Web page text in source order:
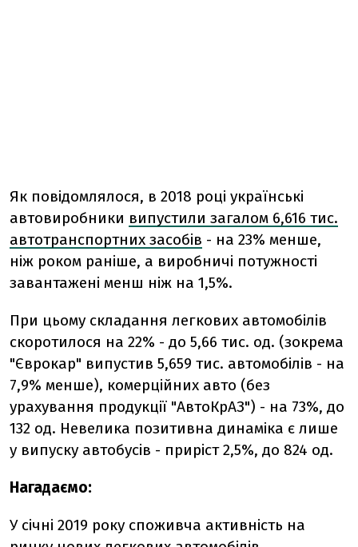
Як повідомлялося, в 2018 році українські
автовиробники випустили загалом 6,616 тис.
автотранспортних засобів - на 23% менше,
ніж роком раніше, а виробничі потужності
завантажені менш ніж на 1,5%.
При цьому складання легкових автомобілів
скоротилося на 22% - до 5,66 тис. од. (зокрема
"Єврокар" випустив 5,659 тис. автомобілів - на
7,9% менше), комерційних авто (без
урахування продукції "АвтоКрАЗ") - на 73%, до
132 од. Невелика позитивна динаміка є лише
у випуску автобусів - приріст 2,5%, до 824 од.
Нагадаємо:
У січні 2019 року споживча активність на